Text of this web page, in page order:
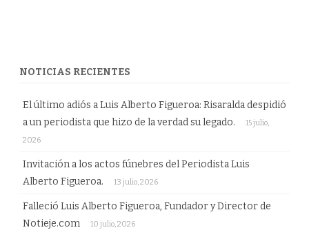
NOTICIAS RECIENTES
El último adiós a Luis Alberto Figueroa: Risaralda despidió
a un periodista que hizo de la verdad su legado.
15 julio,
2026
Invitación a los actos fúnebres del Periodista Luis
Alberto Figueroa.
13 julio, 2026
Falleció Luis Alberto Figueroa, Fundador y Director de
Notieje.com
10 julio, 2026